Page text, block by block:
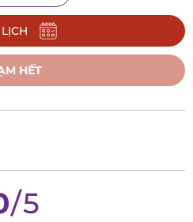
hiệu quả. Thép không gỉ 316L mạ
đến vẻ đẹp sang trọng mà
năng chịu nước 5 ATM (50 mét).
sử dụng đồng hồ trong mọi hoạt
HẾT
/5